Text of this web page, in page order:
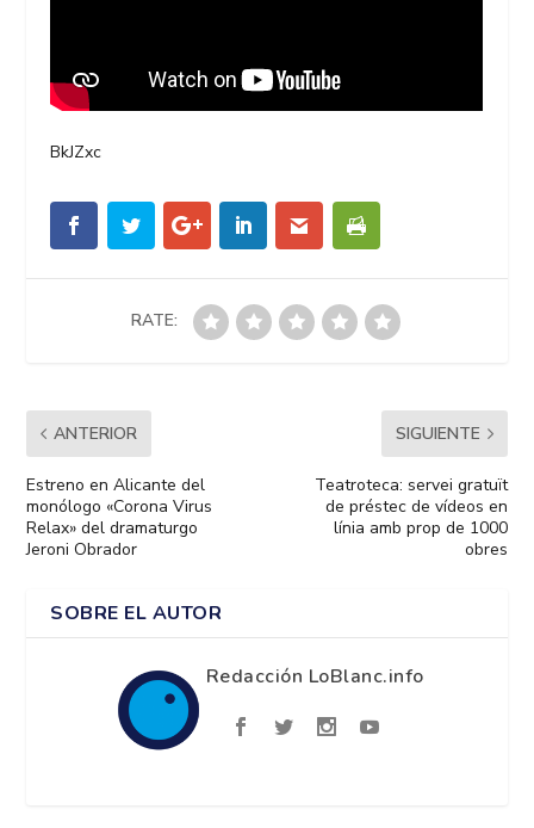
BkJZxc
RATE:
ANTERIOR
Estreno en Alicante del
monólogo «Corona Virus
Relax» del dramaturgo
Jeroni Obrador
SIGUIENTE
Teatroteca: servei gratuït
de préstec de vídeos en
línia amb prop de 1000
obres
SOBRE EL AUTOR
Redacción LoBlanc.info